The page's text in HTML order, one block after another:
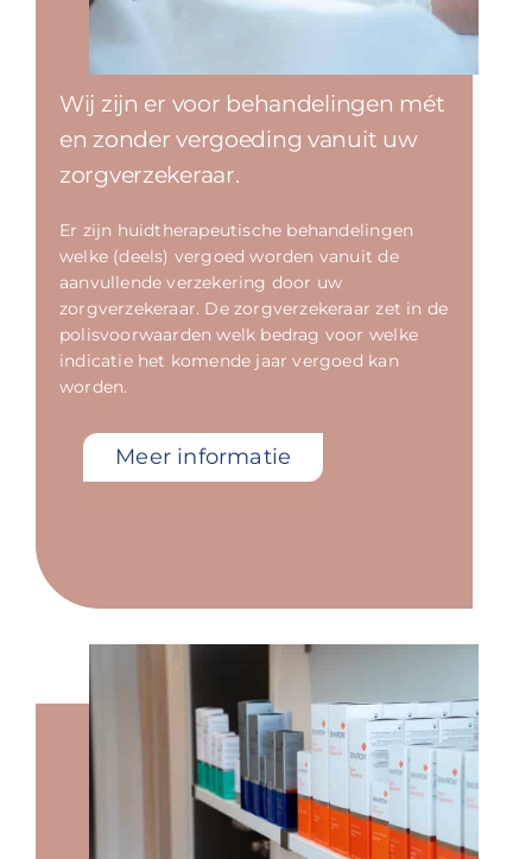
Wij zijn er voor behandelingen mét
en zonder vergoeding vanuit uw
zorgverzekeraar.
Er zijn huidtherapeutische behandelingen
welke (deels) vergoed worden vanuit de
aanvullende verzekering door uw
zorgverzekeraar. De zorgverzekeraar zet in de
polisvoorwaarden welk bedrag voor welke
indicatie het komende jaar vergoed kan
worden.
Meer informatie